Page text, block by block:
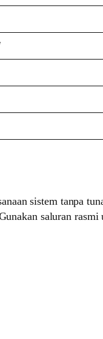
sistem tanpa
saluran rasmi